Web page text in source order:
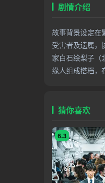
剧情介绍
故事背景设定在
受害者及遗属
家白石绘梨子（
缘人组成搭档，
猜你喜欢
6.3